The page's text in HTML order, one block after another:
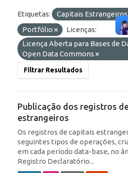
Etiquetas: Capitais
Portfólio
Licenças:
Licença Aberta para Bases de
Open Data Commons
Filtrar Resultados
Publicação dos registros
estrangeiros
Os registros de capitais
seguintes tipos de operações,
em cada período data-base, no
Registro Declaratório...